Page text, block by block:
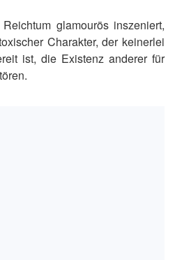
glamourös inszeniert,
Charakter, der keinerlei
ist, die Existenz anderer für